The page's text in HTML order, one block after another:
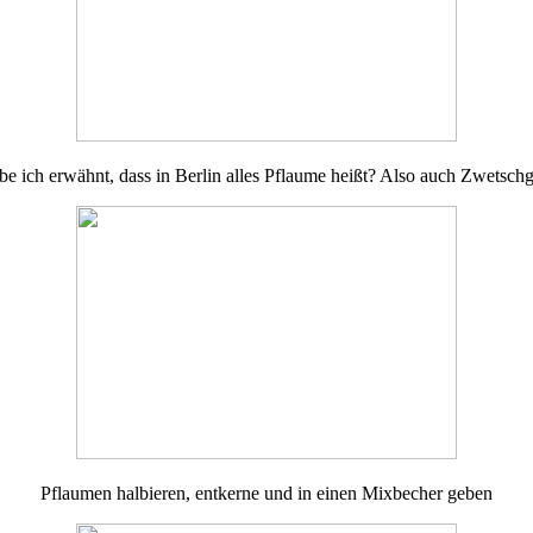
ich erwähnt, dass in Berlin alles Pflaume heißt? Also auch
Pflaumen halbieren, entkerne und in einen Mixbecher geben